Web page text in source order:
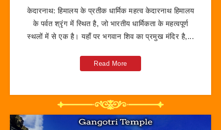
केदारनाथ: हिमालय के प्रतीक धार्मिक महत्व केदारनाथ हिमालय
के पर्वत श्रृंग में स्थित है, जो भारतीय धार्मिकता के महत्वपूर्ण
स्थलों में से एक है। यहाँ पर भगवान शिव का प्रमुख मंदिर है,...
Read More